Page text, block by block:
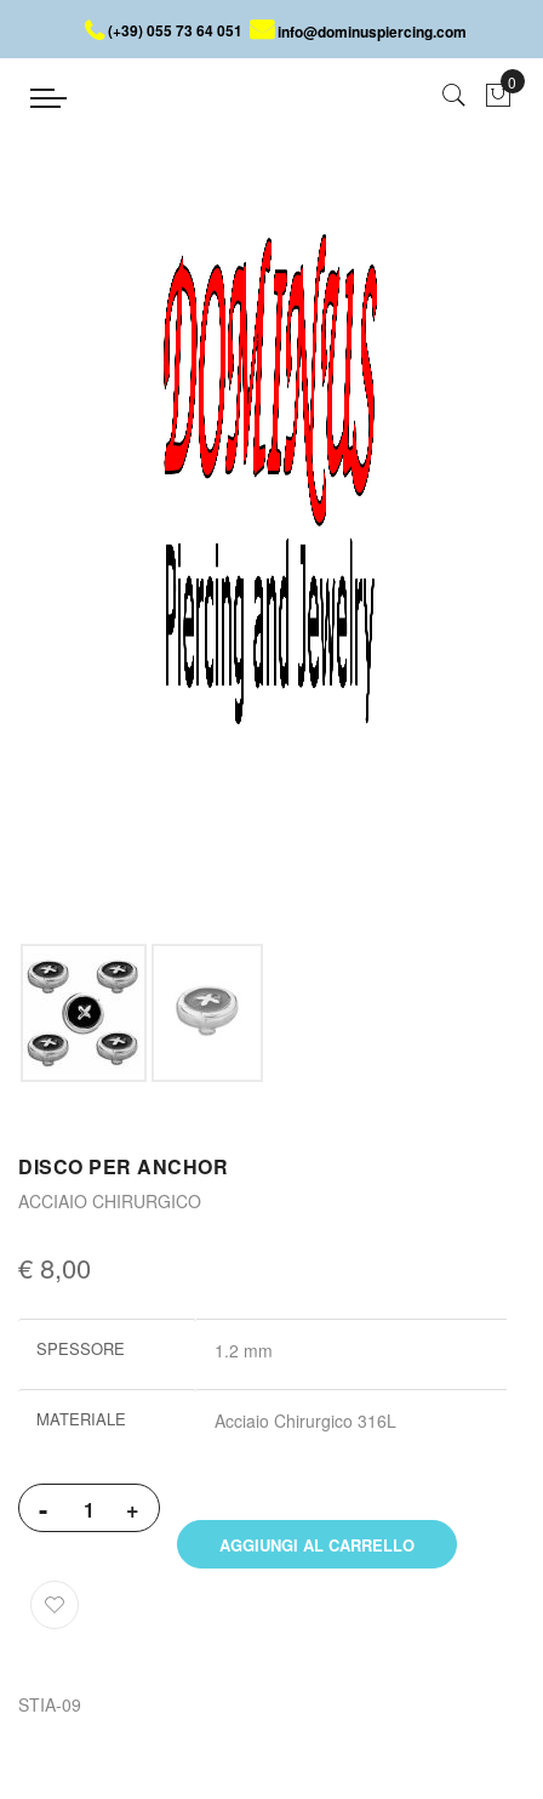
(+39) 055 73 64 051 info@dominuspiercing.com
DISCO PER ANCHOR
DISCO PER ANCHOR
DISCO PER ANCHOR
ACCIAIO CHIRURGICO
€ 8,00
informazioni
SPESSORE 1.2 mm
MATERIALE Acciaio Chirurgico 316L
- +
AGGIUNGI AL CARRELLO
STIA-09